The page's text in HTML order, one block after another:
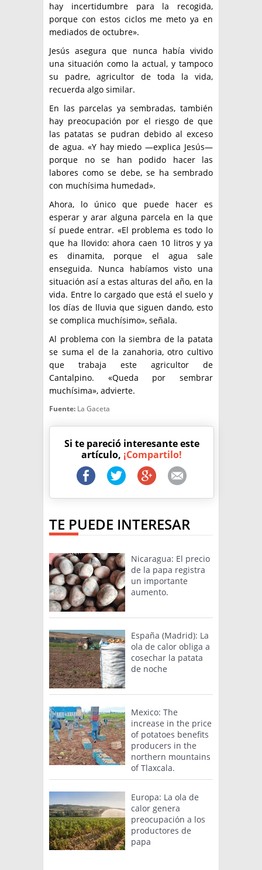
hay incertidumbre para la recogida,
porque con estos ciclos me meto ya en
mediados de octubre».
Jesús asegura que nunca había vivido
una situación como la actual, y tampoco
su padre, agricultor de toda la vida,
recuerda algo similar.
En las parcelas ya sembradas, también
hay preocupación por el riesgo de que
las patatas se pudran debido al exceso
de agua. «Y hay miedo —explica Jesús—
porque no se han podido hacer las
labores como se debe, se ha sembrado
con muchísima humedad».
Ahora, lo único que puede hacer es
esperar y arar alguna parcela en la que
sí puede entrar. «El problema es todo lo
que ha llovido: ahora caen 10 litros y ya
es dinamita, porque el agua sale
enseguida. Nunca habíamos visto una
situación así a estas alturas del año, en la
vida. Entre lo cargado que está el suelo y
los días de lluvia que siguen dando, esto
se complica muchísimo», señala.
Al problema con la siembra de la patata
se suma el de la zanahoria, otro cultivo
que trabaja este agricultor de
Cantalpino. «Queda por sembrar
muchísima», advierte.
Fuente: La Gaceta
Si te pareció interesante este
artículo, ¡Compartilo!
TE PUEDE INTERESAR
Nicaragua: El precio
de la papa registra
un importante
aumento.
España (Madrid): La
ola de calor obliga a
cosechar la patata
de noche
Mexico: The
increase in the price
of potatoes benefits
producers in the
northern mountains
of Tlaxcala.
Europa: La ola de
calor genera
preocupación a los
productores de
papa